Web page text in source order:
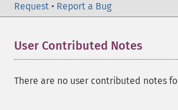
Request • Report a Bug
User Contributed Notes
There are no user contributed notes